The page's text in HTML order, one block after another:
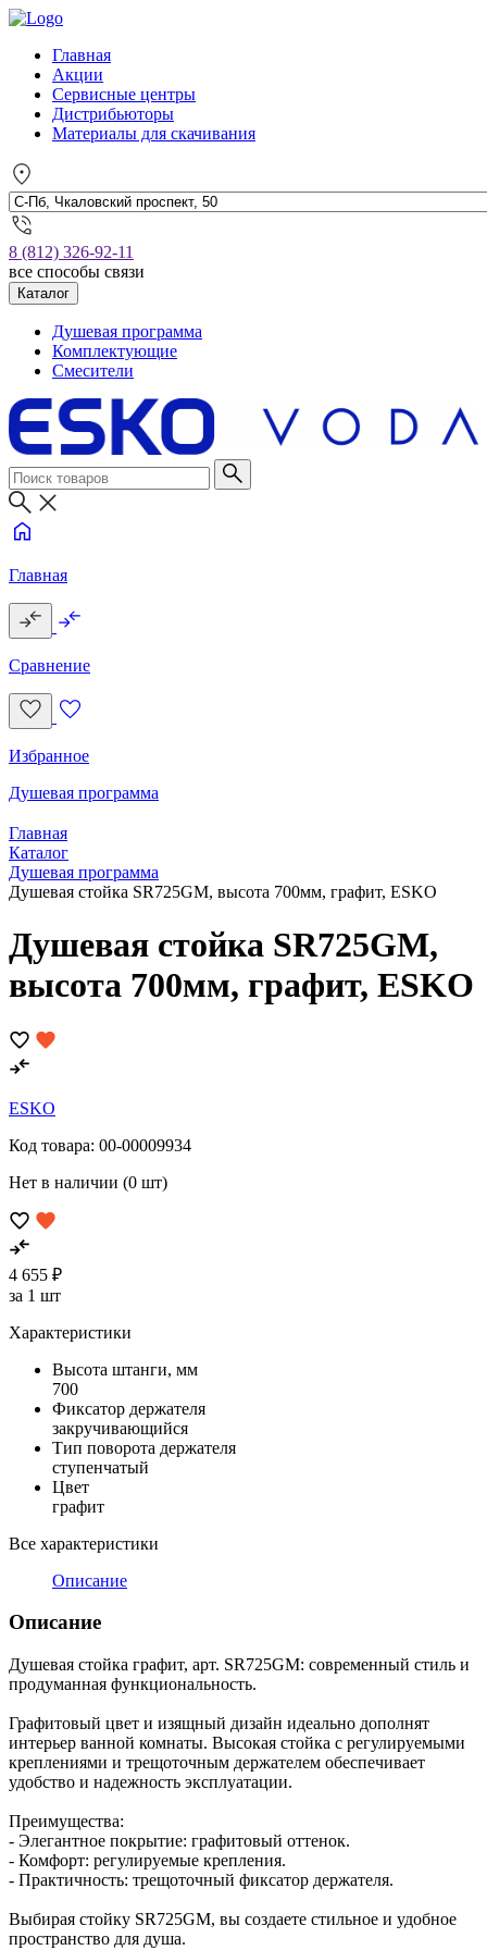
Главная
Акции
Сервисные центры
Дистрибьюторы
Материалы для скачивания
8 (812) 326-92-11
все способы связи
Каталог
Душевая программа
Комплектующие
Смесители
Главная
Сравнение
Избранное
Душевая программа
Главная
Каталог
Душевая программа
Душевая стойка SR725GM, высота 700мм, графит, ESKO
Душевая стойка SR725GM,
высота 700мм, графит, ESKO
ESKO
Код товара: 00-00009934
Нет в наличии (0 шт)
4 655 ₽
за 1 шт
Характеристики
Высота штанги, мм
700
Фиксатор держателя
закручивающийся
Тип поворота держателя
ступенчатый
Цвет
графит
Все характеристики
Описание
Описание
Душевая стойка графит, арт. SR725GM: современный стиль и
продуманная функциональность.
Графитовый цвет и изящный дизайн идеально дополнят
интерьер ванной комнаты. Высокая стойка с регулируемыми
креплениями и трещоточным держателем обеспечивает
удобство и надежность эксплуатации.
Преимущества:
- Элегантное покрытие: графитовый оттенок.
- Комфорт: регулируемые крепления.
- Практичность: трещоточный фикcатор держателя.
Выбирая стойку SR725GM, вы создаете стильное и удобное
пространство для душа.